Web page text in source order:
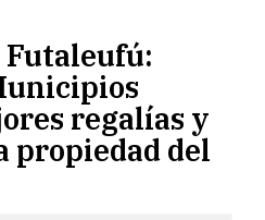
regalías y
propiedad del